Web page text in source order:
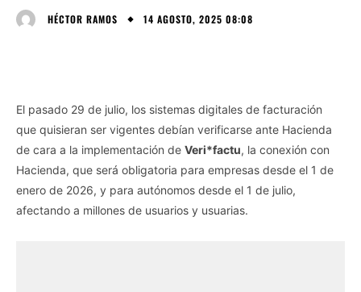
HÉCTOR RAMOS 14 AGOSTO, 2025 08:08
El pasado 29 de julio, los sistemas digitales de facturación
que quisieran ser vigentes debían verificarse ante Hacienda
de cara a la implementación de Veri*factu, la conexión con
Hacienda, que será obligatoria para empresas desde el 1 de
enero de 2026, y para autónomos desde el 1 de julio,
afectando a millones de usuarios y usuarias.